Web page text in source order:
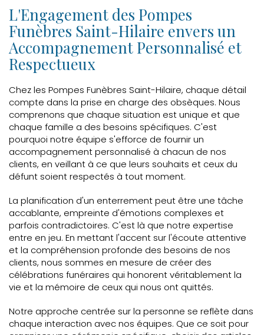
L'Engagement des Pompes
Funèbres Saint-Hilaire envers un
Accompagnement Personnalisé et
Respectueux
Chez les Pompes Funèbres Saint-Hilaire, chaque détail
compte dans la prise en charge des obsèques. Nous
comprenons que chaque situation est unique et que
chaque famille a des besoins spécifiques. C'est
pourquoi notre équipe s'efforce de fournir un
accompagnement personnalisé à chacun de nos
clients, en veillant à ce que leurs souhaits et ceux du
défunt soient respectés à tout moment.
La planification d'un enterrement peut être une tâche
accablante, empreinte d'émotions complexes et
parfois contradictoires. C'est là que notre expertise
entre en jeu. En mettant l'accent sur l'écoute attentive
et la compréhension profonde des besoins de nos
clients, nous sommes en mesure de créer des
célébrations funéraires qui honorent véritablement la
vie et la mémoire de ceux qui nous ont quittés.
Notre approche centrée sur la personne se reflète dans
chaque interaction avec nos équipes. Que ce soit pour